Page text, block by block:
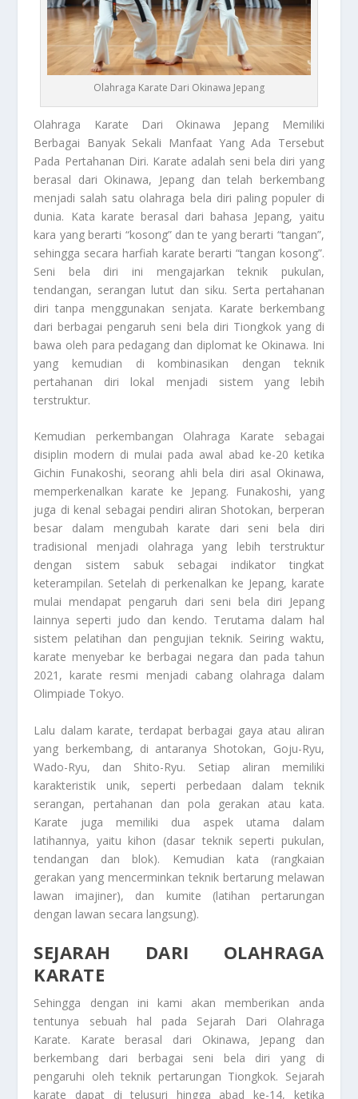
Olahraga Karate Dari Okinawa Jepang
Olahraga Karate Dari Okinawa Jepang Memiliki
Berbagai Banyak Sekali Manfaat Yang Ada Tersebut
Pada Pertahanan Diri. Karate adalah seni bela diri yang
berasal dari Okinawa, Jepang dan telah berkembang
menjadi salah satu olahraga bela diri paling populer di
dunia. Kata karate berasal dari bahasa Jepang, yaitu
kara yang berarti “kosong” dan te yang berarti “tangan”,
sehingga secara harfiah karate berarti “tangan kosong”.
Seni bela diri ini mengajarkan teknik pukulan,
tendangan, serangan lutut dan siku. Serta pertahanan
diri tanpa menggunakan senjata. Karate berkembang
dari berbagai pengaruh seni bela diri Tiongkok yang di
bawa oleh para pedagang dan diplomat ke Okinawa. Ini
yang kemudian di kombinasikan dengan teknik
pertahanan diri lokal menjadi sistem yang lebih
terstruktur.
Kemudian perkembangan Olahraga Karate sebagai
disiplin modern di mulai pada awal abad ke-20 ketika
Gichin Funakoshi, seorang ahli bela diri asal Okinawa,
memperkenalkan karate ke Jepang. Funakoshi, yang
juga di kenal sebagai pendiri aliran Shotokan, berperan
besar dalam mengubah karate dari seni bela diri
tradisional menjadi olahraga yang lebih terstruktur
dengan sistem sabuk sebagai indikator tingkat
keterampilan. Setelah di perkenalkan ke Jepang, karate
mulai mendapat pengaruh dari seni bela diri Jepang
lainnya seperti judo dan kendo. Terutama dalam hal
sistem pelatihan dan pengujian teknik. Seiring waktu,
karate menyebar ke berbagai negara dan pada tahun
2021, karate resmi menjadi cabang olahraga dalam
Olimpiade Tokyo.
Lalu dalam karate, terdapat berbagai gaya atau aliran
yang berkembang, di antaranya Shotokan, Goju-Ryu,
Wado-Ryu, dan Shito-Ryu. Setiap aliran memiliki
karakteristik unik, seperti perbedaan dalam teknik
serangan, pertahanan dan pola gerakan atau kata.
Karate juga memiliki dua aspek utama dalam
latihannya, yaitu kihon (dasar teknik seperti pukulan,
tendangan dan blok). Kemudian kata (rangkaian
gerakan yang mencerminkan teknik bertarung melawan
lawan imajiner), dan kumite (latihan pertarungan
dengan lawan secara langsung).
SEJARAH DARI OLAHRAGA
KARATE
Sehingga dengan ini kami akan memberikan anda
tentunya sebuah hal pada Sejarah Dari Olahraga
Karate. Karate berasal dari Okinawa, Jepang dan
berkembang dari berbagai seni bela diri yang di
pengaruhi oleh teknik pertarungan Tiongkok. Sejarah
karate dapat di telusuri hingga abad ke-14, ketika